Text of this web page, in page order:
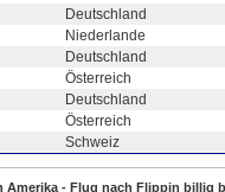
Deutschland
Niederlande
Deutschland
Österreich
Deutschland
Österreich
Schweiz
Amerika - Flug nach Flippin billig